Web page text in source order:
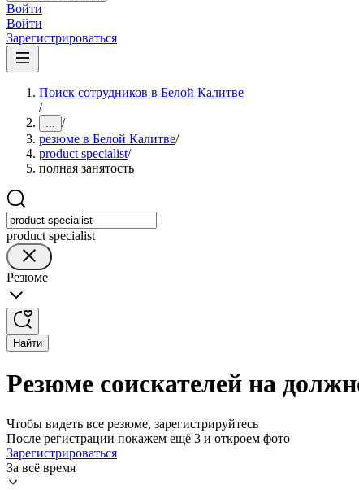
Войти
Войти
Зарегистрироваться
Поиск сотрудников в Белой Калитве
/
... /
резюме в Белой Калитве/
product specialist/
полная занятость
product specialist
Резюме
Найти
Резюме соискателей на
Чтобы видеть все резюме, зарегистрируйтесь
После регистрации покажем ещё 3 и откроем фото
Зарегистрироваться
За всё время